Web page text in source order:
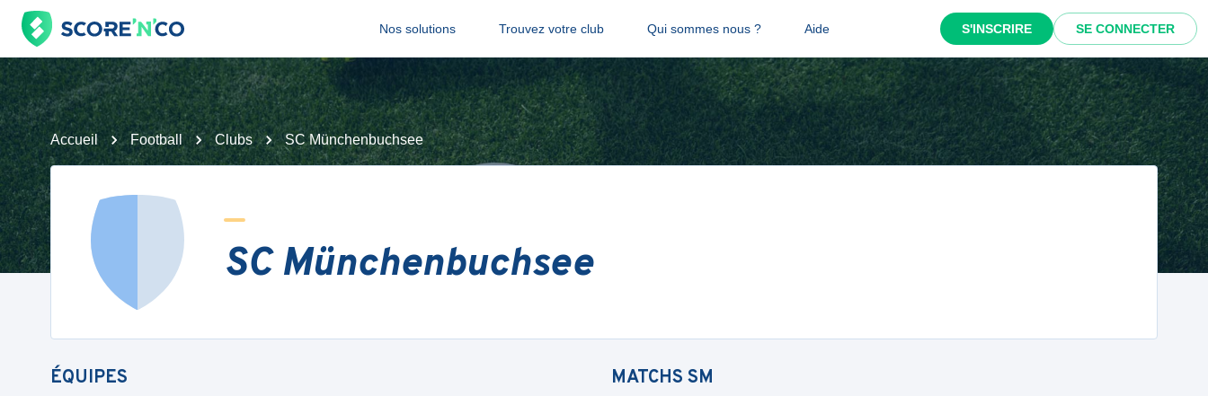
Nos solutions Trouvez votre club Qui sommes nous ? Aide S'INSCRIRE SE CONNECTER
Accueil Football Clubs SC Münchenbuchsee
SC Münchenbuchsee
ÉQUIPES MATCHS SM